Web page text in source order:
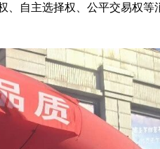
、自主选择权、公平交易权等